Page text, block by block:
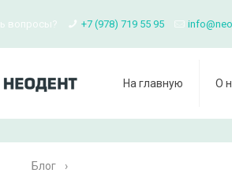
вопросы? +7 (978) 719 55 95
На главную О
Блог ›